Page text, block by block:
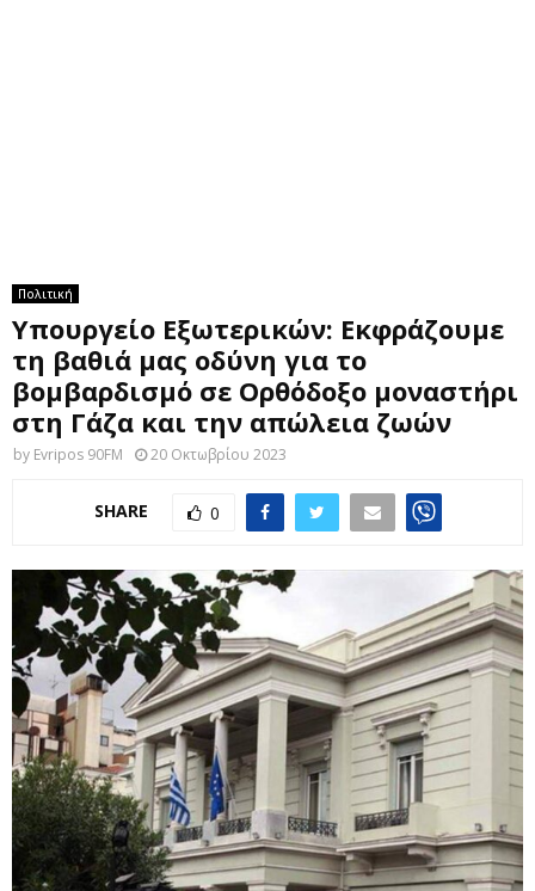
Πολιτική
Υπουργείο Εξωτερικών: Εκφράζουμε
τη βαθιά μας οδύνη για το
βομβαρδισμό σε Ορθόδοξο μοναστήρι
στη Γάζα και την απώλεια ζωών
by Evripos 90FM 20 Οκτωβρίου 2023
SHARE 0